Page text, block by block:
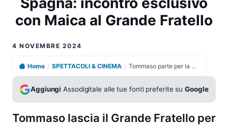
con Maica al Grande Fratello
4 NOVEMBRE 2024
Home / SPETTACOLI & CINEMA / Tommaso parte per la Spagna: incontro esclusivo con Maica al Grande Fratello
Aggiungi Assodigitale alle tue fonti preferite suGoogle
Tommaso lascia il Grande Fratello per